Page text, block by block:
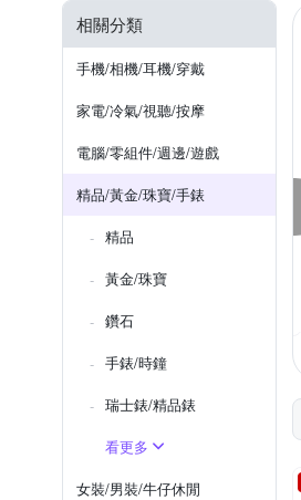
相關分類
手機/相機/耳機/穿戴
家電/冷氣/視聽/按摩
電腦/零組件/週邊/遊戲
精品/黃金/珠寶/手錶
精品
黃金/珠寶
鑽石
手錶/時鐘
瑞士錶/精品錶
看更多
女裝/男裝/牛仔休閒
美精品包夾配件，39折起!